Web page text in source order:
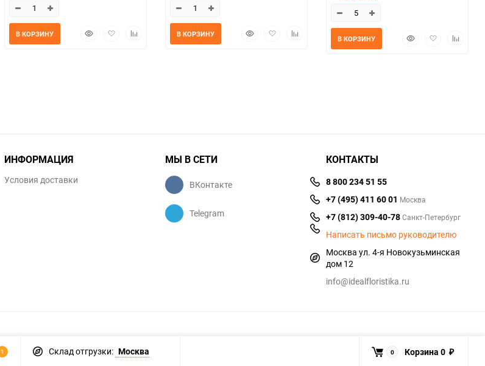
БыстрыйДобавитьДобавить
В КОРЗИНУ
БыстрыйДобавитьДобавить
В КОРЗИНУ
БыстрыйДобавить
В КОРЗИНУ
ИНФОРМАЦИЯ
Условия доставки
МЫ В СЕТИ
ВКонтакте
Telegram
КОНТАКТЫ
8 800 234 51 55
+7 (495) 411 60 01 Москва
+7 (812) 309-40-78Санкт-Петербург
Написать письмо руководителю
Москва ул. 4-я Новокузьминская
дом 12
info@idealfloristika.ru
1 Склад отгрузки: Москва 0 Корзина 0 ₽